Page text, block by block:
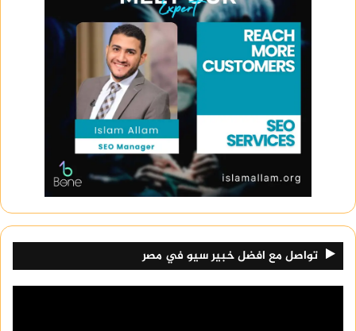
تواصل مع افضل خبير سيو في مصر